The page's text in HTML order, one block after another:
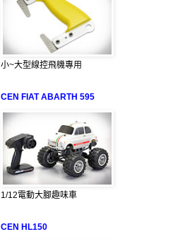
小~大型線控飛機專用
CEN FIAT ABARTH 595
1/12電動大腳趣味車
CEN HL150